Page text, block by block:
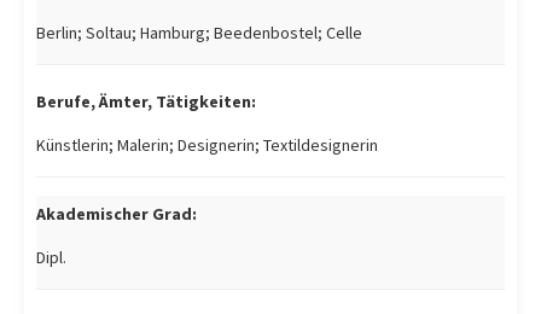
Berlin; Soltau; Hamburg; Beedenbostel; Celle
Berufe, Ämter, Tätigkeiten:
Künstlerin; Malerin; Designerin; Textildesignerin
Akademischer Grad:
Dipl.